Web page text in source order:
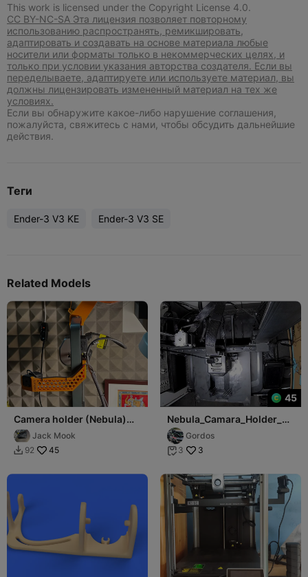
This work is licensed under the Copyright License 4.0.
CC BY-NC-SA Эта лицензия позволяет повторному
использованию распространять, ремикшировать,
адаптировать и создавать на основе материала любые
носители или форматы только в некоммерческих целях, и
только при условии указания авторства создателя. Если вы
переделываете, адаптируете или используете материал, вы
должны лицензировать измененный материал на тех же
условиях.
Если вы обнаружите какое-либо нарушение соглашения,
пожалуйста, свяжитесь с нами, чтобы обсудить дальнейшие
действия.
Теги
Ender-3 V3 KE Ender-3 V3 SE
Related Models
Camera holder (Nebula)
for Ender 3v3
Jack Mook
 92 45
45
Nebula_Camara_Holder_3V
_KE Gordos
 3 3